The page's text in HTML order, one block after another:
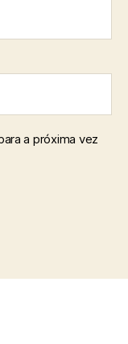
a próxima vez